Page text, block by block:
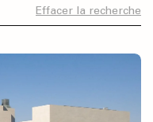
Effacer la recherche